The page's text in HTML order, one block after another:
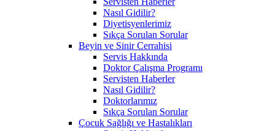
Nasıl Gidilir?
Diyetisyenlerimiz
Sıkça Sorulan Sorular
Beyin ve Sinir Cerrahisi
Servis Hakkında
Doktor Çalışma Programı
Servisten Haberler
Nasıl Gidilir?
Doktorlarımız
Sıkça Sorulan Sorular
Çocuk Sağlığı ve Hastalıkları